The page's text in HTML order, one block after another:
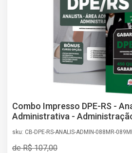
Combo Impresso DPE-RS -
Administrativa -
sku: CB-DPE-RS-ANALIS-ADMIN-088MR-
de R$ 107,00